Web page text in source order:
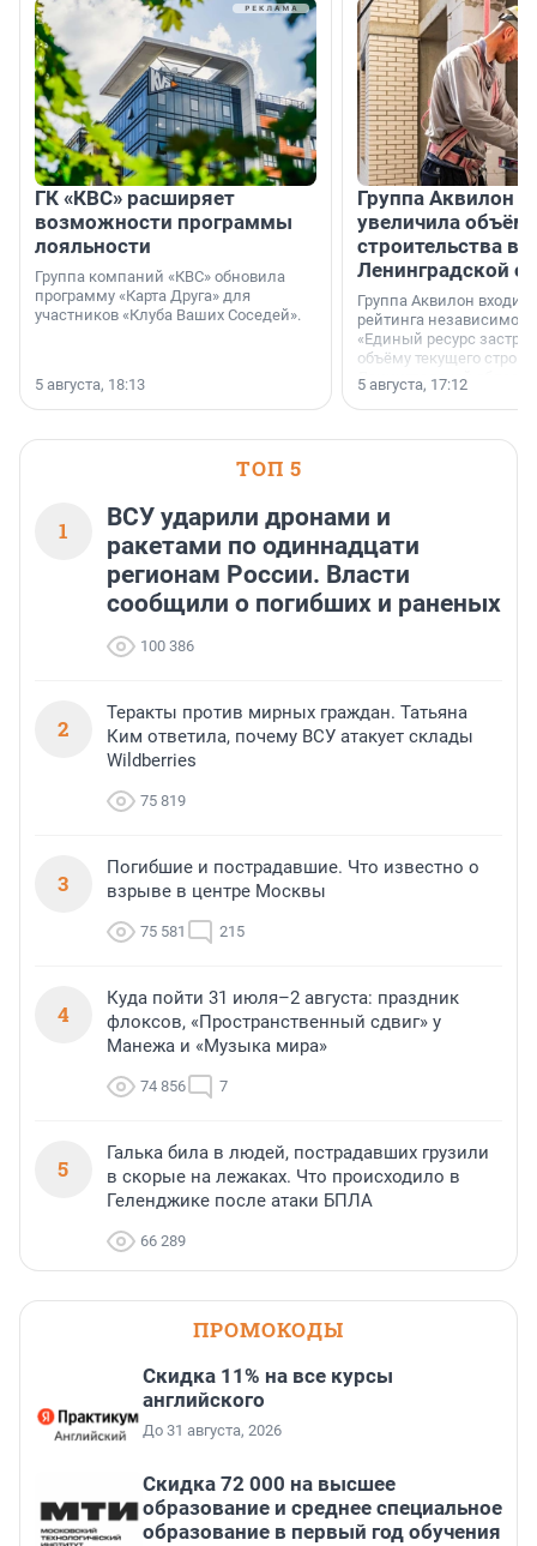
ГК «КВС» расширяет
возможности программы
лояльности
Группа компаний «КВС» обновила
программу «Карта Друга» для
участников «Клуба Ваших Соседей».
5 августа, 18:13
Группа Аквилон
увеличила объём
строительства в
Ленинградской
Группа Аквилон входит
рейтинга независимого
«Единый ресурс
объёму текущего
Ленинградской
время компания
185 429 кв. метров
больше, чем в 1
5 августа, 17:12
ТОП 5
1
ВСУ ударили дронами и
ракетами по одиннадцати
регионам России. Власти
сообщили о погибших и раненых
100 386
2
Теракты против мирных граждан. Татьяна
Ким ответила, почему ВСУ атакует склады
Wildberries
75 819
3
Погибшие и пострадавшие. Что известно о
взрыве в центре Москвы
75 581 215
4
Куда пойти 31 июля–2 августа: праздник
флоксов, «Пространственный сдвиг» у
Манежа и «Музыка мира»
74 856 7
5
Галька била в людей, пострадавших грузили
в скорые на лежаках. Что происходило в
Геленджике после атаки БПЛА
66 289
ПРОМОКОДЫ
Скидка 11% на все курсы
английского
До 31 августа, 2026
Скидка 72 000 на высшее
образование и среднее специальное
образование в первый год обучения